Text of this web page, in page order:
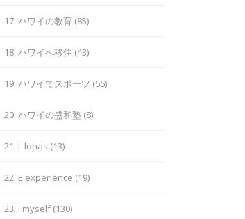
17. ハワイの教育 (85)
18. ハワイへ移住 (43)
19. ハワイでスポーツ (66)
20. ハワイの盛和塾 (8)
21. L lohas (13)
22. E experience (19)
23. I myself(130)